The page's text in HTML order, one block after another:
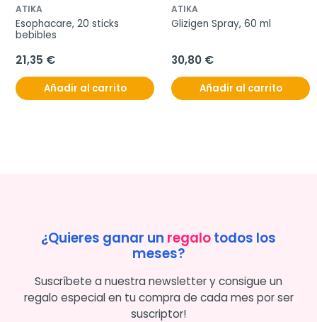
ATIKA
Esophacare, 20 sticks
bebibles
21,35 €
Añadir al carrito
ATIKA
Glizigen Spray, 60 ml
30,80 €
Añadir al carrito
¿Quieres ganar un regalotodos los
meses?
Suscríbete a nuestra newsletter y consigue un
regalo especial en tu compra de cada mes por ser
suscriptor!